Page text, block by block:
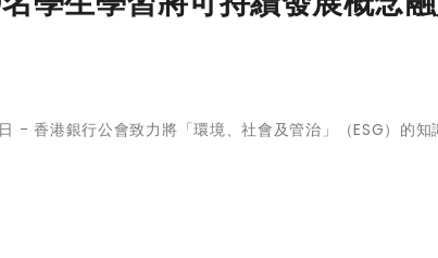
- 香港銀行公會致力將「環境、社會及管治」（ESG）的